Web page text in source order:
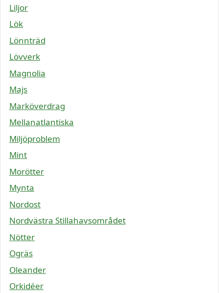
Liljor
Lök
Lönnträd
Lövverk
Magnolia
Majs
Marköverdrag
Mellanatlantiska
Miljöproblem
Mint
Morötter
Mynta
Nordost
Nordvästra Stillahavsområdet
Nötter
Ogräs
Oleander
Orkidéer